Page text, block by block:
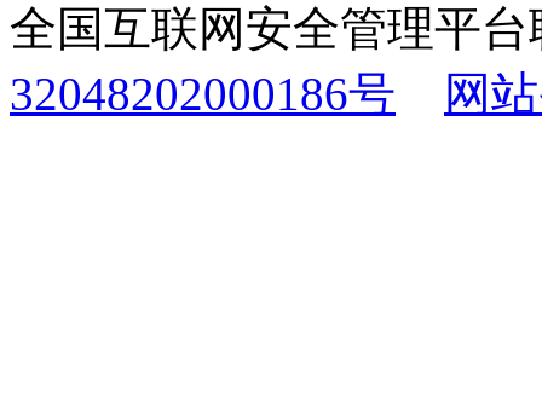
全国互联网安全管理平
32048202000186号
网